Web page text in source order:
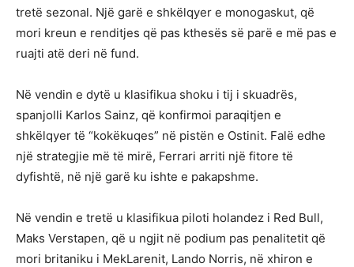
tretë sezonal. Një garë e shkëlqyer e monogaskut, që
mori kreun e renditjes që pas kthesës së parë e më pas e
ruajti atë deri në fund.
Në vendin e dytë u klasifikua shoku i tij i skuadrës,
spanjolli Karlos Sainz, që konfirmoi paraqitjen e
shkëlqyer të “kokëkuqes” në pistën e Ostinit. Falë edhe
një strategjie më të mirë, Ferrari arriti një fitore të
dyfishtë, në një garë ku ishte e pakapshme.
Në vendin e tretë u klasifikua piloti holandez i Red Bull,
Maks Verstapen, që u ngjit në podium pas penalitetit që
mori britaniku i MekLarenit, Lando Norris, në xhiron e